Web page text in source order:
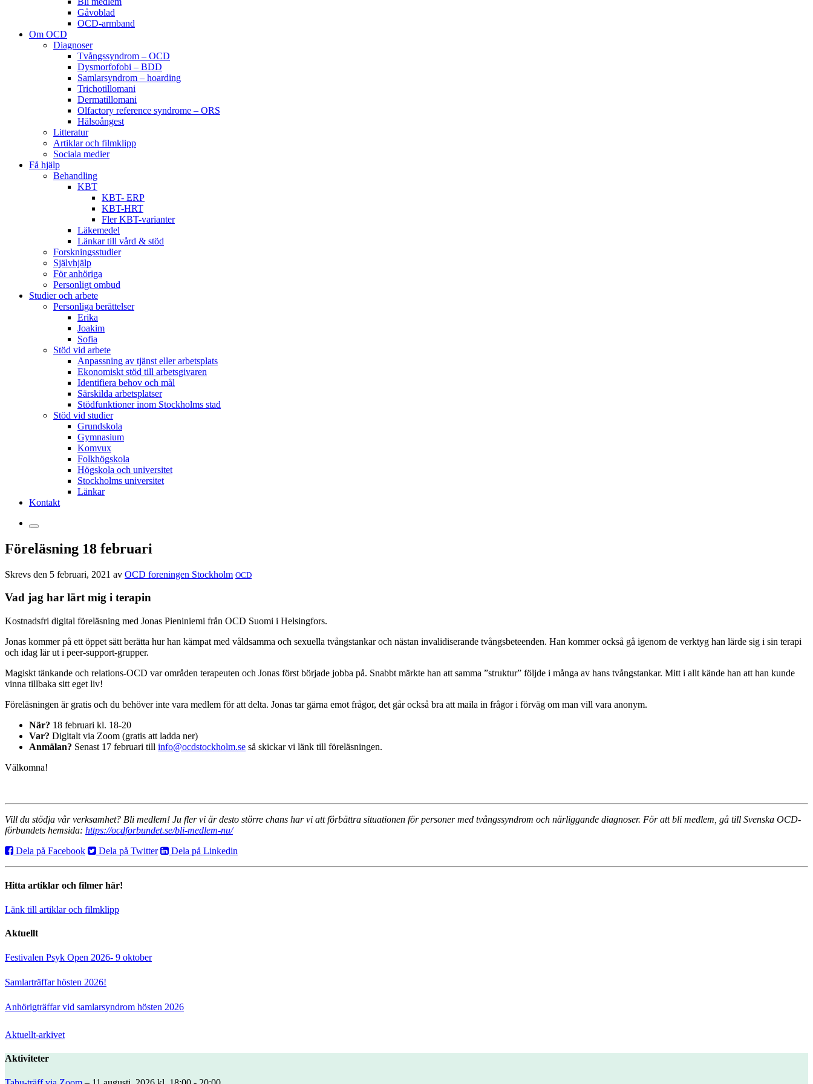
Gåvoblad
OCD-armband
Om OCD
Diagnoser
Tvångssyndrom – OCD
Dysmorfofobi – BDD
Samlarsyndrom – hoarding
Trichotillomani
Dermatillomani
Olfactory reference syndrome – ORS
Hälsoångest
Litteratur
Artiklar och filmklipp
Sociala medier
Få hjälp
Behandling
KBT
KBT- ERP
KBT-HRT
Fler KBT-varianter
Läkemedel
Länkar till vård & stöd
Forskningsstudier
Självhjälp
För anhöriga
Personligt ombud
Studier och arbete
Personliga berättelser
Erika
Joakim
Sofia
Stöd vid arbete
Anpassning av tjänst eller arbetsplats
Ekonomiskt stöd till arbetsgivaren
Identifiera behov och mål
Särskilda arbetsplatser
Stödfunktioner inom Stockholms stad
Stöd vid studier
Grundskola
Gymnasium
Komvux
Folkhögskola
Högskola och universitet
Stockholms universitet
Länkar
Kontakt
Föreläsning 18 februari
Skrevs den 5 februari, 2021 av OCD foreningen Stockholm OCD
Vad jag har lärt mig i terapin
Kostnadsfri digital föreläsning med Jonas Pieniniemi från OCD Suomi i Helsingfors.
Jonas kommer på ett öppet sätt berätta hur han kämpat med våldsamma och sexuella tvångstankar och nästan invalidiserande tvångsbeteenden. Han kommer också gå igenom de verktyg han lärde sig i sin terapi
och idag lär ut i peer-support-grupper.
Magiskt tänkande och relations-OCD var områden terapeuten och Jonas först började jobba på. Snabbt märkte han att samma ”struktur” följde i många av hans tvångstankar. Mitt i allt kände han att han kunde
vinna tillbaka sitt eget liv!
Föreläsningen är gratis och du behöver inte vara medlem för att delta. Jonas tar gärna emot frågor, det går också bra att maila in frågor i förväg om man vill vara anonym.
När? 18 februari kl. 18-20
Var? Digitalt via Zoom (gratis att ladda ner)
Anmälan? Senast 17 februari till info@ocdstockholm.se så skickar vi länk till föreläsningen.
Välkomna!
Vill du stödja vår verksamhet? Bli medlem! Ju fler vi är desto större chans har vi att förbättra situationen för personer med tvångssyndrom och närliggande diagnoser. För att bli medlem, gå till Svenska OCD-
förbundets hemsida: https://ocdforbundet.se/bli-medlem-nu/
Dela på Facebook
Dela på Twitter Dela på Linkedin
Hitta artiklar och filmer här!
Länk till artiklar och filmklipp
Aktuellt
Festivalen Psyk Open 2026- 9 oktober
Samlarträffar hösten 2026!
Anhörigträffar vid samlarsyndrom hösten 2026
Aktuellt-arkivet
Aktiviteter